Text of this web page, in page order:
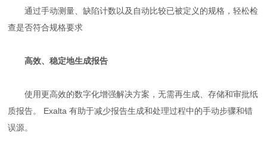
通过手动测量、缺陷计数以及自动比较已被定义的规格，轻松检
查是否符合规格要求
高效、稳定地生成报告
使用更高效的数字化增强解决方案，无需再生成、存储和审批纸
质报告。 Exalta 有助于减少报告生成和处理过程中的手动步骤和错
误源。